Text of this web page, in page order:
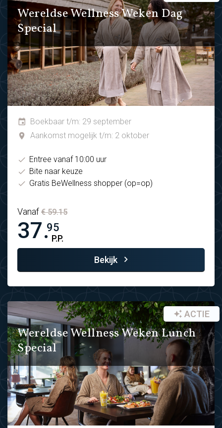
Wereldse Wellness Weken Dag
Special
Boekbaar t/m: 29 september
Aankomst mogelijk t/m: 2 oktober
Entree vanaf 10:00 uur
Bite naar keuze
Gratis BeWellness shopper (op=op)
Vanaf € 59.15
37.95
P.P.
Bekijk
Wereldse Wellness Weken Lunch
Special
ACTIE